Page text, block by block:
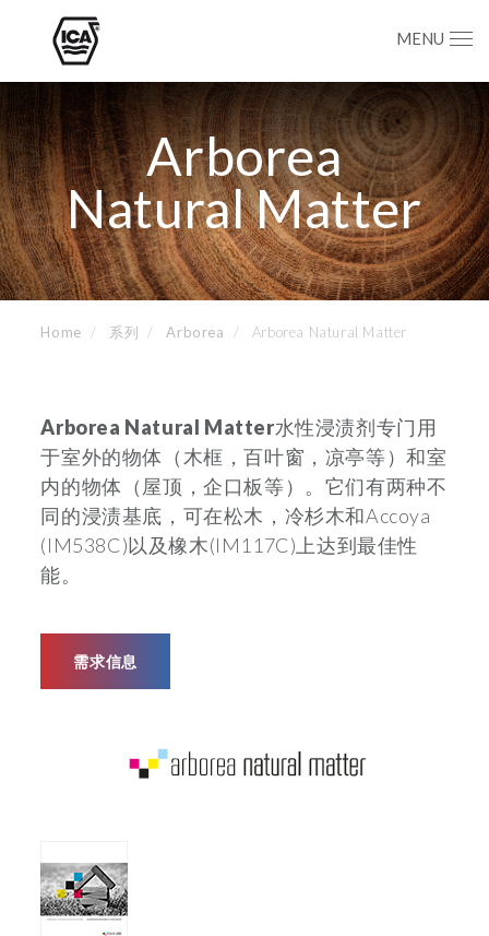
MENU
Arborea
Natural Matter
Home 系列 Arborea Arborea Natural Matter
Arborea Natural Matter水性浸渍剂专门用
于室外的物体（木框，百叶窗，凉亭等）和室
内的物体（屋顶，企口板等）。它们有两种不
同的浸渍基底，可在松木，冷杉木和Accoya
(IM538C)以及橡木(IM117C)上达到最佳性
能。
需求信息